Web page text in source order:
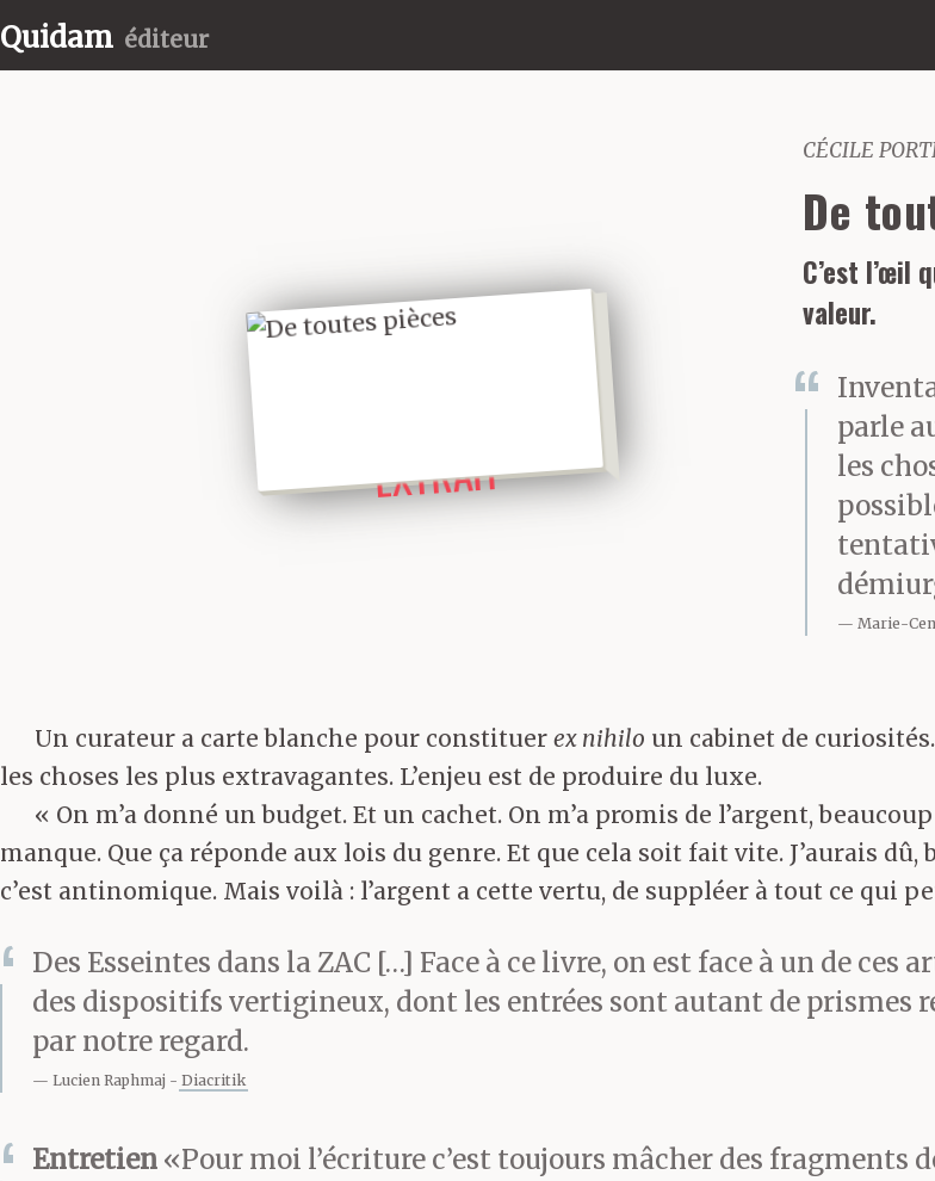
Quidam éditeur
EXTRAIT
CÉCILE
De
C’est l’œil
valeur.
parle
les
Marie-
Un curateur a carte blanche pour constituer ex nihilo un cabinet de
les choses les plus extravagantes. L’enjeu est de produire du luxe.
« On m’a donné un budget. Et un cachet. On m’a promis de l’argent,
manque. Que ça réponde aux lois du genre. Et que cela soit fait vite. J’aurais
c’est antinomique. Mais voilà : l’argent a cette vertu, de suppléer à tout ce qui
Des Esseintes dans la ZAC […] Face à ce livre, on est face à un de
des dispositifs vertigineux, dont les entrées sont autant de prismes
par notre regard.
Lucien Raphmaj Diacritik
Entretien «Pour moi l’écriture c’est toujours mâcher des